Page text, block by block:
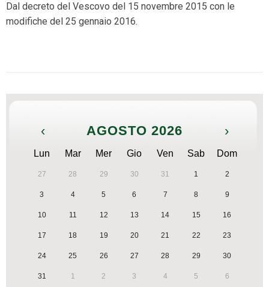
Dal decreto del Vescovo del 15 novembre 2015 con le
modifiche del 25 gennaio 2016.
‹ AGOSTO 2026 ›
Lun Mar Mer Gio Ven Sab Dom
27 28 29 30 31 1 2
3 4 5 6 7 8 9
10 11 12 13 14 15 16
17 18 19 20 21 22 23
24 25 26 27 28 29 30
31 1 2 3 4 5 6